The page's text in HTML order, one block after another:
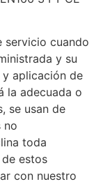
servicio cuando
y su
aplicación de
la adecuada o
se usan de
no
toda
estos
con nuestro